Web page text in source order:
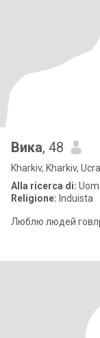
Вика, 48
Kharkiv, Kharkiv,
Alla ricerca di:
Religione: Induista
Люблю людей